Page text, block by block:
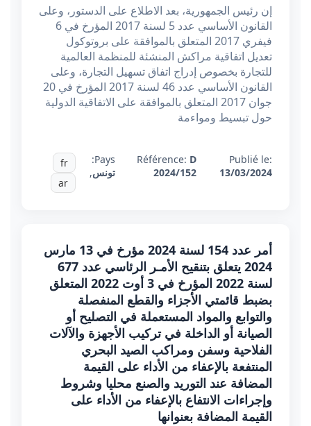
إن رئيس الجمهورية، بعد الاطلاع على الدستور، وعلى
القانون الأساسي عدد 5 لسنة 2017 المؤرخ في 6
فيفري 2017 المتعلق بالموافقة على بروتوكول
تعديل اتفاقية مراكش المنشئة للمنظمة العالمية
للتجارة بخصوص إدراج اتفاق تسهيل التجارة، وعلى
القانون الأساسي عدد 46 لسنة 2017 المؤرخ في 20
جوان 2017 المتعلق بالموافقة على الاتفاقية الدولية
حول تبسيط ومواءمة
Publié le:
13/03/2024
Référence: D
2024/152
Pays:
تونس,
fr
ar
أمر عدد 154 لسنة 2024 مؤرخ في 13 مارس
2024 يتعلق بتنقيح الأمـر الرئاسي عدد 677
لسنة 2022 المؤرخ في 3 أوت 2022 المتعلق
بضبط قائمتي الأجزاء والقطع المنفصلة
والتوابع والمواد المستعملة في التصليح أو
الصيانة أو الداخلة في تركيب الأجهزة والآلات
الفلاحية وسفن ومراكب الصيد البحري
المنتفعة بالإعفاء من الأداء على القيمة
المضافة عند التوريد والصنع محليا وشروط
وإجراءات الانتفاع بالإعفاء من الأداء على
القيمة المضافة بعنوانها